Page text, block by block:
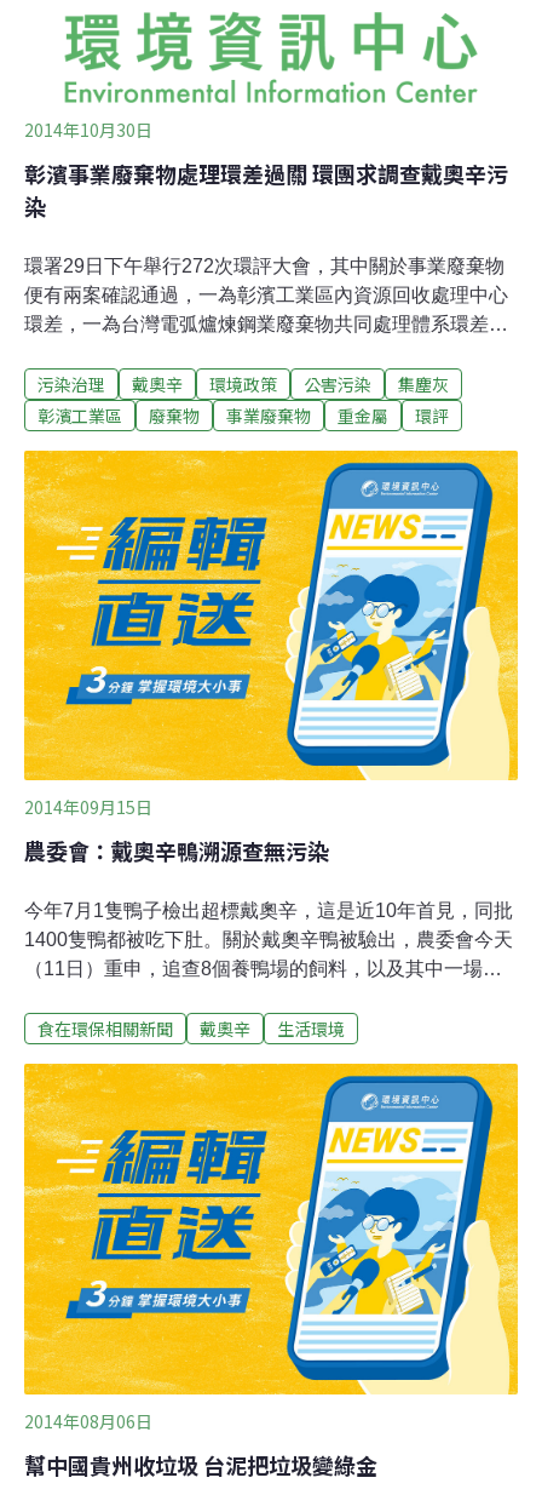
要求驗橙劑、戴奧辛。
2014年10月30日
彰濱事業廢棄物處理環差過關 環團求調查戴奧辛污
染
環署29日下午舉行272次環評大會，其中關於事業廢棄物
便有兩案確認通過，一為彰濱工業區內資源回收處理中心
環差，一為台灣電弧爐煉鋼業廢棄物共同處理體系環差，
北負責自己的廢棄物，不要一直往彰化送，破壞彰化的農
業與健康。彰濱工業區事業廢棄物資源回收處理廠環差
房，總處理量維持3600公噸/月，甚至粒狀物排放減少
0.015522公噸/年。檢測項目更新增了周界粒狀物與土壤戴
奧辛等監測，在環評大會中無太大爭論。但彰化環盟總幹
事施月英指出，當天近海風大，冬季風速平均到達24.6公
尺/秒，因此她仍擔憂污染物隨風飄散，施月英提出，覆土
應使用天然土壤，並以黏土層以水泥覆蓋，且應每日全面
性覆蓋與夯實，以免有害污染物飄散，影響沿海居民健康
與養殖品質。此案原擬申請以廢鋁礦土作為中間覆土，但
因不適用經濟部事業廢棄物再利用
污染治理 戴奧辛 環境政策 公害污染
集塵灰
彰濱工業區
廢棄物 事業廢棄物 重金屬 環評
2014年09月15日
農委會：戴奧辛鴨溯源查無污染
今年7月1隻鴨子檢出超標戴奧辛，這是近10年首見，同批
1400隻鴨都被吃下肚。關於戴奧辛鴨被驗出，農委會今天
（11日）重申，追查8個養鴨場的飼料，以及其中一場有
奧辛。污染源頭是無頭公案，三個政府單位今天認為全案
「單一偶發」，沒有鴨場污染，不需要7月份即時發布。
農委會畜牧處副處長朱慶誠說，「全案已告一段落」，針
對飼料廠及養鴨場的肉鴨飼料進行擴大監測，共抽驗10件
樣本，經檢測戴奧辛含量，都符合飼料戴奧辛0.75皮克限
量，這個是僅次於世界最嚴格的日本標準。污染源頭卻是
一個謎，因為環保署環境衛生及毒物管理處副處長陳淑玲
說，養鴨場環境介質，包括土壤、底泥及池水共抽驗25件
樣本，經檢驗戴奧辛含量遠低於環境管制標準。按照歐盟
的每週14皮克風險劑量，吃到戴奧辛鴨肉的健康風險微乎
其微，如果要地毯式搜索源頭，要花
食在環保相關新聞 戴奧辛 生活環境
2014年08月06日
幫中國貴州收垃圾 台泥把垃圾變綠金